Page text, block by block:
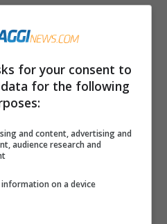
programma
+ Dark Polo Gang
rock
VAMPIRES
for your consent to
data for the following
and content, advertising and
audience research and
on a device